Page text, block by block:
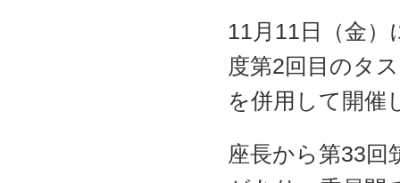
11月11日（金）
度第2回目のタ
を併用して開催
座長から第33回